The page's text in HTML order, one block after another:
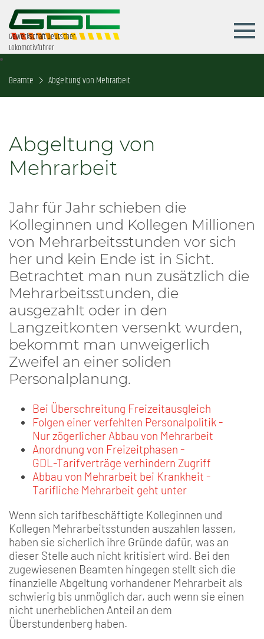
Gewerkschaft Deutscher
Lokomotivführer
Beamte Abgeltung von Mehrarbeit
Abgeltung von
Mehrarbeit
Jahr für Jahr schieben die
Kolleginnen und Kollegen Millionen
von Mehrarbeitsstunden vor sich
her und kein Ende ist in Sicht.
Betrachtet man nun zusätzlich die
Mehrarbeitsstunden, die
ausgezahlt oder in den
Langzeitkonten versenkt wurden,
bekommt man unweigerlich
Zweifel an einer soliden
Personalplanung.
Bei Überschreitung Freizeitausgleich
Folgen einer verfehlten Personalpolitik -
Nur zögerlicher Abbau von Mehrarbeit
Anordnung von Freizeitphasen -
GDL-Tarifverträge verhindern Zugriff
Abbau von Mehrarbeit bei Krankheit -
Tarifliche Mehrarbeit geht unter
Wenn sich tarifbeschäftigte Kolleginnen und
Kollegen Mehrarbeitsstunden auszahlen lassen,
haben sie sicherlich ihre Gründe dafür, was an
dieser Stelle auch nicht kritisiert wird. Bei den
zugewiesenen Beamten hingegen stellt sich die
finanzielle Abgeltung vorhandener Mehrarbeit als
schwierig bis unmöglich dar, auch wenn sie einen
nicht unerheblichen Anteil an dem
Überstundenberg haben.